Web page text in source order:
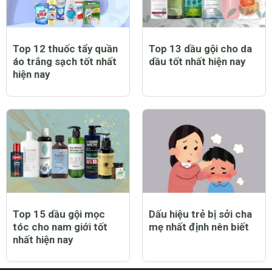
Top 12 thuốc tẩy quần
áo trắng sạch tốt nhất
hiện nay
Top 13 dầu gội cho da
dầu tốt nhất hiện nay
Top 15 dầu gội mọc
tóc cho nam giới tốt
nhất hiện nay
Dấu hiệu trẻ bị sởi cha
mẹ nhất định nên biết